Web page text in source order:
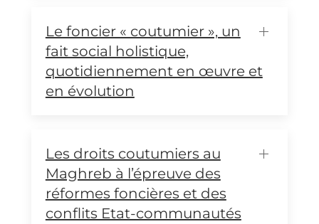
Le foncier « coutumier », un
fait social holistique,
quotidiennement en œuvre et
en évolution
Les droits coutumiers au
Maghreb à l’épreuve des
réformes foncières et des
conflits Etat-communautés